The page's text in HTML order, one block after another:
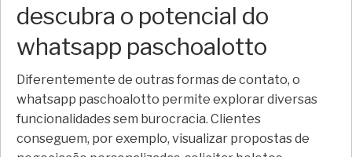
descubra o potencial do
whatsapp paschoalotto
Diferentemente de outras formas de contato, o
whatsapp paschoalotto permite explorar diversas
funcionalidades sem burocracia. Clientes
conseguem, por exemplo, visualizar propostas de